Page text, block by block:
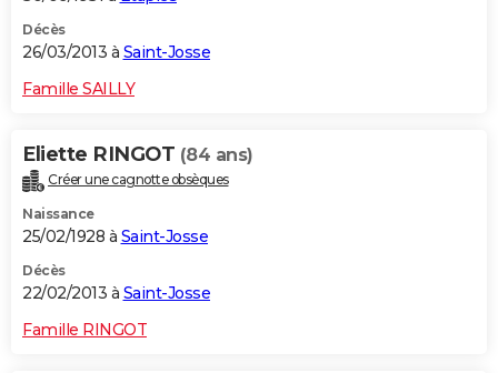
Décès
26/03/2013 à Saint-Josse
Famille SAILLY
Eliette RINGOT (84 ans)
Créer une cagnotte obsèques
Naissance
25/02/1928 à Saint-Josse
Décès
22/02/2013 à Saint-Josse
Famille RINGOT